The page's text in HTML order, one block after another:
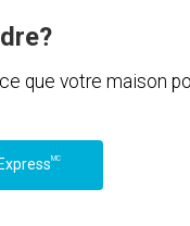
que votre maison
MC